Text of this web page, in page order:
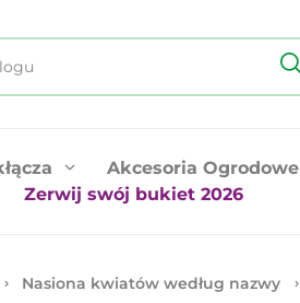
Akcesoria Ogrodowe
Zerwij swój bukiet 2026
Nasiona kwiatów według nazwy